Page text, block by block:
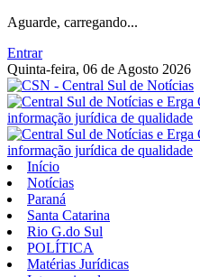
Aguarde, carregando...
Entrar
Quinta-feira, 06 de Agosto 2026
Início
Notícias
Paraná
Santa Catarina
Rio G.do Sul
POLÍTICA
Matérias Jurídicas